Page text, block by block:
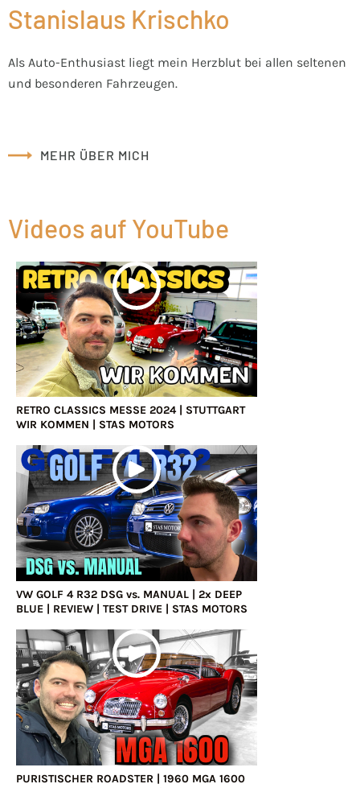
Stanislaus Krischko
Als Auto-Enthusiast liegt mein Herzblut bei allen seltenen
und besonderen Fahrzeugen.
MEHR ÜBER MICH
Videos auf YouTube
RETRO CLASSICS MESSE 2024 | STUTTGART
WIR KOMMEN | STAS MOTORS
VW GOLF 4 R32 DSG vs. MANUAL | 2x DEEP
BLUE | REVIEW | TEST DRIVE | STAS MOTORS
PURISTISCHER ROADSTER | 1960 MGA 1600